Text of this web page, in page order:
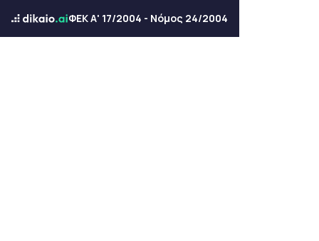
ΦΕΚ Α' 17/2004 - Νόμος 24/2004